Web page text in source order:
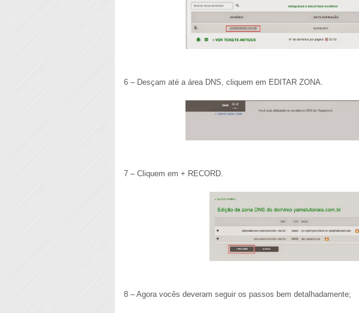
6 – Desçam até a área DNS, cliquem em EDITAR ZONA.
7 – Cliquem em + RECORD.
8 – Agora vocês deveram seguir os passos bem detalhadamente;